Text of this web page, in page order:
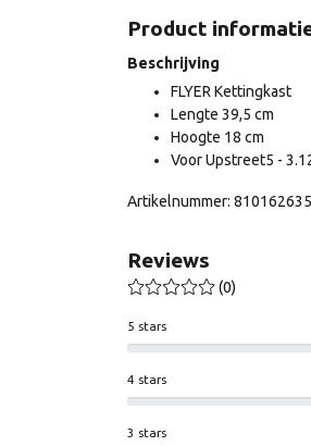
Product
Beschrijving
FLYER Kettingkast
Lengte 39,5 cm
Hoogte 18 cm
Voor Upstreet5 -
Artikelnummer: 810162635
Reviews
(0)
3 stars
4 stars
5 stars